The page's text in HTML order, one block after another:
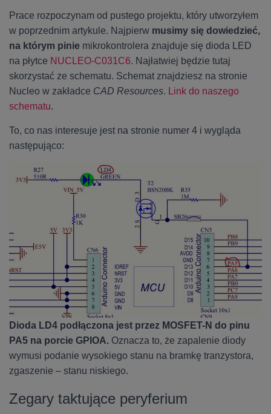
Prace rozpoczynam od pustego projektu, który utworzyłem
w poprzednim artykule. Najpierw musimy się dowiedzieć,
na którym pinie mikrokontrolera znajduje się dioda LED
na płytce NUCLEO-C031C6. Najłatwiej będzie tutaj
skorzystać ze schematu. Schemat znajdziesz na stronie
Nucleo w zakładce CAD Resources. Link do naszego
schematu.
To, co nas interesuje jest na stronie numer 4 i wygląda
następująco:
Dioda LD4 podłączona jest przez MOSFET-N do pinu
PA5 na porcie GPIOA. Oznacza to, że zapalenie diody
wymusi podanie wysokiego stanu na bramkę tranzystora,
zgaszenie – stanu niskiego.
Zegary taktujące peryferium